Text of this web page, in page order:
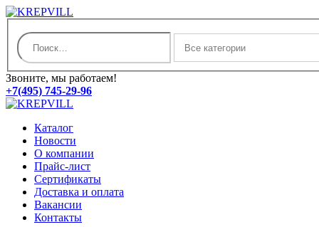
Звоните, мы работаем!
+7(495) 745-29-96
Каталог
Новости
О компании
Прайс-лист
Сертификаты
Доставка и оплата
Вакансии
Контакты